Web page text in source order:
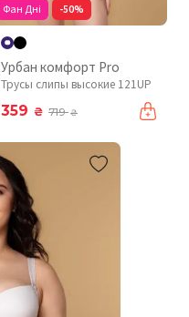
Фан Дні -50%
Урбан комфорт Pro
Трусы слипы высокие 121UP
359 ₴ 719₴